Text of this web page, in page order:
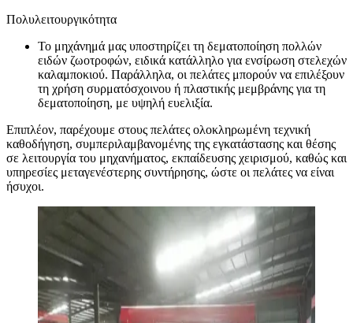
Πολυλειτουργικότητα
Το μηχάνημά μας υποστηρίζει τη δεματοποίηση πολλών
ειδών ζωοτροφών, ειδικά κατάλληλο για ενσίρωση στελεχών
καλαμποκιού. Παράλληλα, οι πελάτες μπορούν να επιλέξουν
τη χρήση συρματόσχοινου ή πλαστικής μεμβράνης για τη
δεματοποίηση, με υψηλή ευελιξία.
Επιπλέον, παρέχουμε στους πελάτες ολοκληρωμένη τεχνική
καθοδήγηση, συμπεριλαμβανομένης της εγκατάστασης και θέσης
σε λειτουργία του μηχανήματος, εκπαίδευσης χειρισμού, καθώς και
υπηρεσίες μεταγενέστερης συντήρησης, ώστε οι πελάτες να είναι
ήσυχοι.